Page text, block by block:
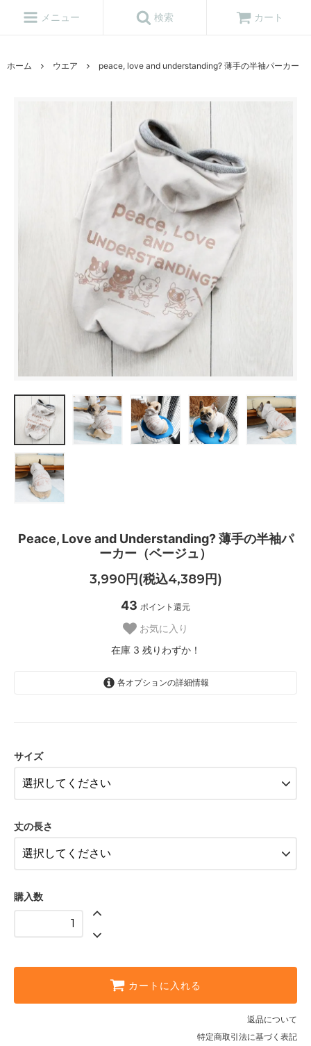
メニュー 検索 カート
ホーム ウエア peace, love and understanding? 薄手の半袖パーカー
Peace, Love and Understanding? 薄手の半袖パ
ーカー（ベージュ）
3,990円(税込4,389円)
43 ポイント還元
お気に入り
在庫 3 残りわずか！
各オプションの詳細情報
FB-S
FB-M
サイズ
丈の長さ
購入数
カートに入れる
返品について
特定商取引法に基づく表記